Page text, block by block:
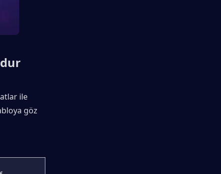
ile
göz